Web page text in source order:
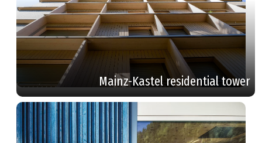
Mainz-Kastel residential tower